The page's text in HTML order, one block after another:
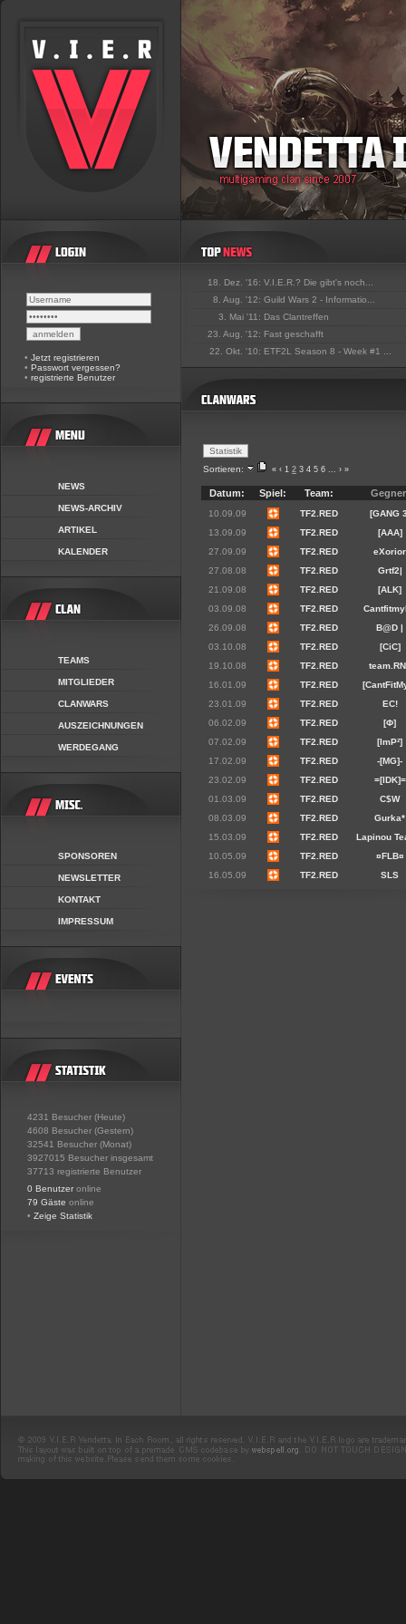
• Jetzt registrieren
• Passwort vergessen?
• registrierte Benutzer
NEWS
NEWS-ARCHIV
ARTIKEL
KALENDER
TEAMS
MITGLIEDER
CLANWARS
AUSZEICHNUNGEN
WERDEGANG
SPONSOREN
NEWSLETTER
KONTAKT
IMPRESSUM
4231 Besucher (Heute)
4608 Besucher (Gestern)
32541 Besucher (Monat)
3927015 Besucher insgesamt
37713 registrierte Benutzer
0 Benutzer online
79 Gäste online
• Zeige Statistik
18. Dez. '16: V.I.E.R.? Die gibt's noch...
8. Aug. '12: Guild Wars 2 - Informatio...
3. Mai '11: Das Clantreffen
23. Aug. '12: Fast geschafft
22. Okt. '10: ETF2L Season 8 - Week #1 ...
Sortieren: « ‹ 1 2 3 4 5 6 ... › »
Datum: Spiel: Team:
10.09.09 TF2.RED
[GANG
13.09.09
TF2.RED
[AAA]
27.09.09
TF2.RED
eXorior
27.08.08
TF2.RED
Grtf2|
21.09.08
TF2.RED
[ALK]
03.09.08
TF2.RED
26.09.08
TF2.RED
B@D |
03.10.08
TF2.RED
[CiC]
19.10.08
TF2.RED
16.01.09
TF2.RED
23.01.09
TF2.RED
EC!
06.02.09
TF2.RED
[Φ]
07.02.09
TF2.RED
[ImP²]
17.02.09
TF2.RED
-[MG]-
23.02.09
TF2.RED
=[IDK]=
01.03.09
TF2.RED
C$W
08.03.09
TF2.RED
Gurka*
15.03.09
TF2.RED
Lapinou
10.05.09
TF2.RED
¤FLB¤
16.05.09
TF2.RED SLS